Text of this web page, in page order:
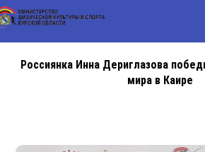
Россиянка Инна Дериглазова
мира в Каире